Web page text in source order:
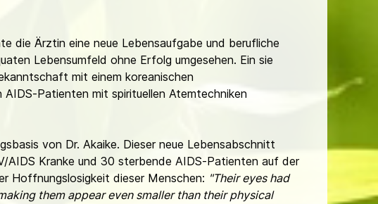
die Ärztin eine neue Lebensaufgabe und berufliche
Lebensumfeld ohne Erfolg umgesehen. Ein sie
mit einem koreanischen
Patienten mit spirituellen Atemtechniken
von Dr. Akaike. Dieser neue Lebensabschnitt
AIDS Kranke und 30 sterbende AIDS-Patienten auf der
Hoffnungslosigkeit dieser Menschen: "Their eyes had
them appear even smaller than their physical